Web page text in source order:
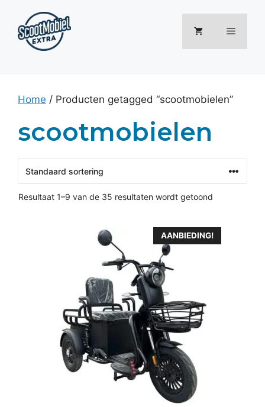
inhoud
Menu
Home / Producten getagged “scootmobielen”
scootmobielen
Resultaat 1–9 van de 35 resultaten wordt getoond
AANBIEDING!